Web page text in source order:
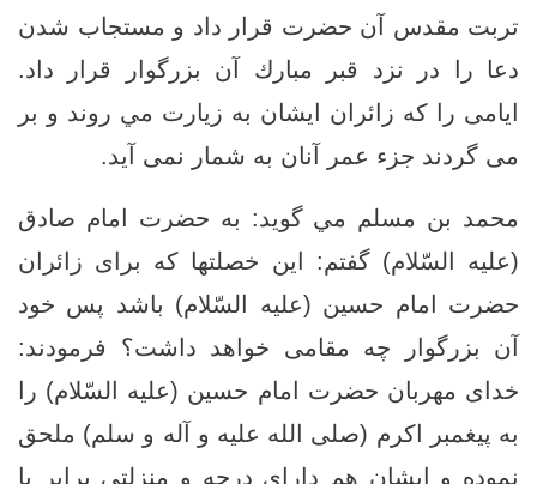
تربت مقدس آن حضرت قرار داد و مستجاب شدن
دعا را در نزد قبر مبارك آن بزرگوار قرار داد.
ايامى را كه زائران ایشان به زيارت مي روند و بر
مى ‏گردند جزء عمر آنان به شمار نمی آید.
محمد بن مسلم مي گويد: به حضرت امام صادق
(علیه السّلام) گفتم: اين خصلتها كه براى زائران
حضرت امام حسین (علیه السّلام) باشد پس خود
آن بزرگوار چه مقامى خواهد داشت؟ فرمودند:
خداى مهربان حضرت امام حسین (علیه السّلام) را
به پيغمبر اكرم (صلى الله عليه و آله و سلم) ملحق
نموده و ایشان هم داراى درجه و منزلتی برابر با